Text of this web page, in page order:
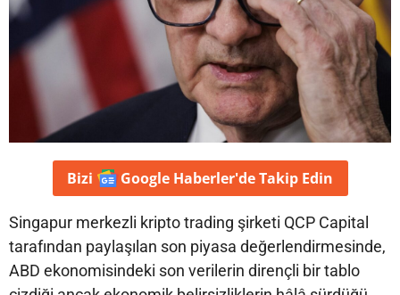
Bizi Google Haberler'deTakip Edin
Singapur merkezli kripto trading şirketi QCP Capital
tarafından paylaşılan son piyasa değerlendirmesinde,
ABD ekonomisindeki son verilerin dirençli bir tablo